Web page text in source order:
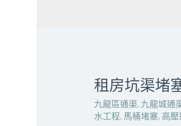
租房坑渠堵
九龍區通渠, 九龍城通
水工程, 馬桶堵塞, 高壓